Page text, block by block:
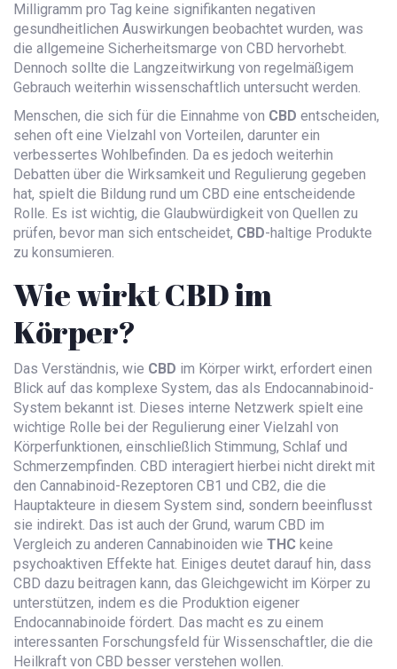
Milligramm pro Tag keine signifikanten negativen
gesundheitlichen Auswirkungen beobachtet wurden, was
die allgemeine Sicherheitsmarge von CBD hervorhebt.
Dennoch sollte die Langzeitwirkung von regelmäßigem
Gebrauch weiterhin wissenschaftlich untersucht werden.
Menschen, die sich für die Einnahme von CBD entscheiden,
sehen oft eine Vielzahl von Vorteilen, darunter ein
verbessertes Wohlbefinden. Da es jedoch weiterhin
Debatten über die Wirksamkeit und Regulierung gegeben
hat, spielt die Bildung rund um CBD eine entscheidende
Rolle. Es ist wichtig, die Glaubwürdigkeit von Quellen zu
prüfen, bevor man sich entscheidet, CBD-haltige Produkte
zu konsumieren.
Wie wirkt CBD im
Körper?
Das Verständnis, wie CBD im Körper wirkt, erfordert einen
Blick auf das komplexe System, das als Endocannabinoid-
System bekannt ist. Dieses interne Netzwerk spielt eine
wichtige Rolle bei der Regulierung einer Vielzahl von
Körperfunktionen, einschließlich Stimmung, Schlaf und
Schmerzempfinden. CBD interagiert hierbei nicht direkt mit
den Cannabinoid-Rezeptoren CB1 und CB2, die die
Hauptakteure in diesem System sind, sondern beeinflusst
sie indirekt. Das ist auch der Grund, warum CBD im
Vergleich zu anderen Cannabinoiden wie THC keine
psychoaktiven Effekte hat. Einiges deutet darauf hin, dass
CBD dazu beitragen kann, das Gleichgewicht im Körper zu
unterstützen, indem es die Produktion eigener
Endocannabinoide fördert. Das macht es zu einem
interessanten Forschungsfeld für Wissenschaftler, die die
Heilkraft von CBD besser verstehen wollen.